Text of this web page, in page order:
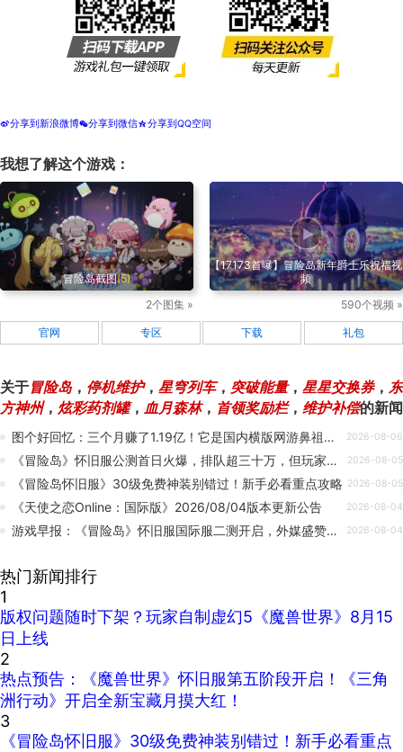
t分享到新浪微博w分享到微信z分享到QQ空间
我想了解这个游戏：
冒险岛截图(5)
2个图集 »
【17173首曝】冒险岛新年爵士乐祝福视
频
590个视频 »
官网 专区 下载 礼包
关于冒险岛 ， 停机维护， 星穹列车， 突破能量， 星星交换券， 东
方神州， 炫彩药剂罐， 血月森林， 首领奖励栏， 维护补偿的新闻
图个好回忆：三个月赚了1.19亿！它是国内横版网游鼻祖，150万人同时在线 2026-08-06
《冒险岛》怀旧服公测首日火爆，排队超三十万，但玩家却很不满？ 2026-08-05
《冒险岛怀旧服》30级免费神装别错过！新手必看重点攻略 2026-08-05
《天使之恋Online：国际版》2026/08/04版本更新公告 2026-08-04
游戏早报：《冒险岛》怀旧服国际服二测开启，外媒盛赞《抵抗者》 2026-08-04
热门新闻排行
1
版权问题随时下架？玩家自制虚幻5《魔兽世界》8月15
日上线
2
热点预告：《魔兽世界》怀旧服第五阶段开启！《三角
洲行动》开启全新宝藏月摸大红！
3
《冒险岛怀旧服》30级免费神装别错过！新手必看重点